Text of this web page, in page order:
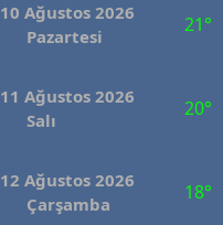
10 Ağustos 2026
Pazartesi
21°
11 Ağustos 2026
Salı
20°
12 Ağustos 2026
Çarşamba
18°